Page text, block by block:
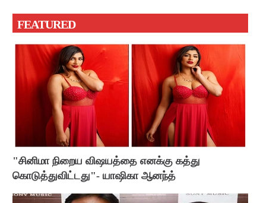
FEATURED
"சினிமா நிறைய விஷயத்தை எனக்கு கத்து
கொடுத்துவிட்டது"- யாஷிகா ஆனந்த்